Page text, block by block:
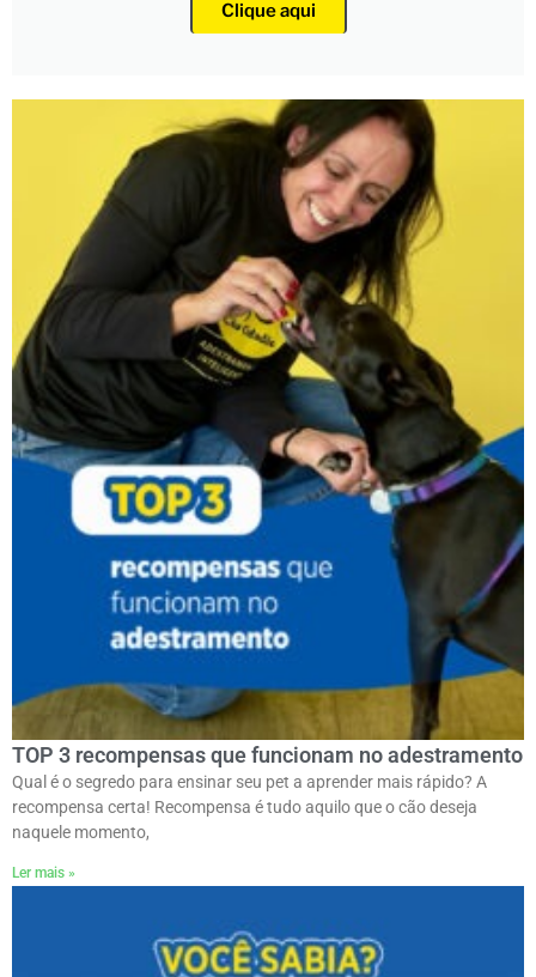
Clique aqui
TOP 3 recompensas que funcionam no adestramento
Qual é o segredo para ensinar seu pet a aprender mais rápido? A
recompensa certa! Recompensa é tudo aquilo que o cão deseja
naquele momento,
Ler mais »